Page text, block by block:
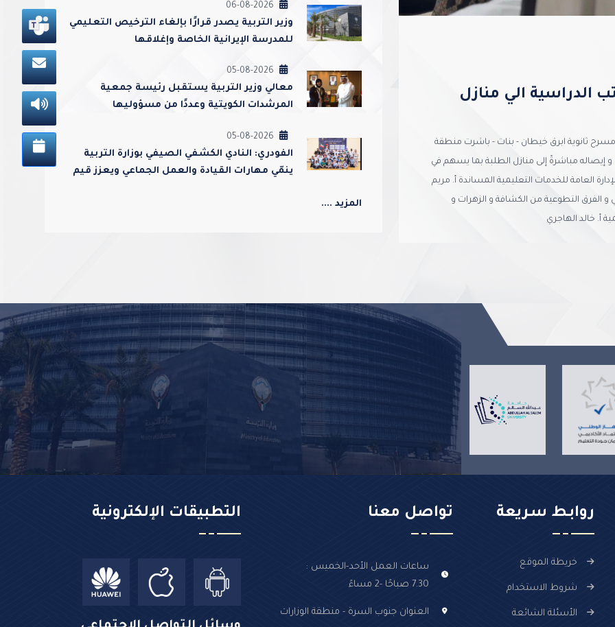
الدراسية الي منازل
مسرح ثانوية ابرق خيطان - بنات - باشرت منطقة
و إيصاله مباشرةً إلى منازل الطلبة بما يسهم في
العامة للخدمات التعليمية المساندة أ. مريم
و الفرق التطوعية من الكشافة و الزهرات و
أ. خالد الهاجري
06-08-2026
وزير التربية يصدر قرارًا بإلغاء الترخيص التعليمي
للمدرسة الإيرانية الخاصة وإغلاقها
05-08-2026
معالي وزير التربية يستقبل رئيسة جمعية
المرشدات الكويتية وعددًا من مسؤوليها
05-08-2026
الفودري: النادي الكشفي الصيفي بوزارة التربية
ينمّي مهارات القيادة والعمل الجماعي ويعزز قيم
المزيد ....
روابـط سـريعة
خريطة الموقع
شروط الاستخدام
الأسئلة الشائعة
تواصل معنا
ساعات العمل الأحد-الخميس :
7.30 صباحًا -2 مساءً
العنوان جنوب السرة - منطقة الوزارات
التطبيقات الإلكترونية